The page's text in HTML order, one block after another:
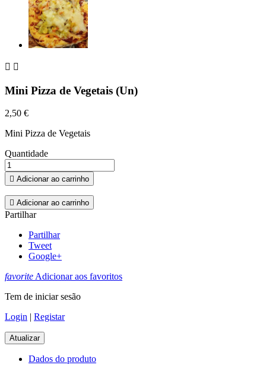
 
Mini Pizza de Vegetais (Un)
2,50 €
Mini Pizza de Vegetais
Quantidade
 Adicionar ao carrinho
 Adicionar ao carrinho
Partilhar
Partilhar
Tweet
Google+
favoriteAdicionar aos favoritos
Tem de iniciar sesão
Login | Registar
Dados do produto